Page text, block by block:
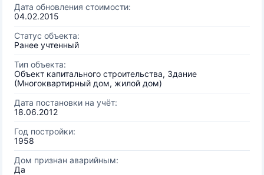
Дата обновления стоимости:
04.02.2015
Статус объекта:
Ранее учтенный
Тип объекта:
Объект капитального строительства, Здание
(Многоквартирный дом, жилой дом)
Дата постановки на учёт:
18.06.2012
Год постройки:
1958
Дом признан аварийным:
Да